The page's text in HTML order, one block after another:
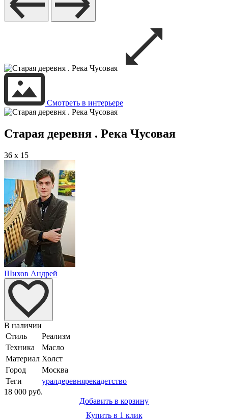
Смотреть в интерьере
Старая деревня . Река Чусовая
36 x 15
Шихов Андрей
В наличии
Стиль
Реализм
Техника
Масло
Материал Холст
Город
Москва
Теги
уралдеревнярекадетство
18 000 руб.
Добавить в корзину
Купить в 1 клик